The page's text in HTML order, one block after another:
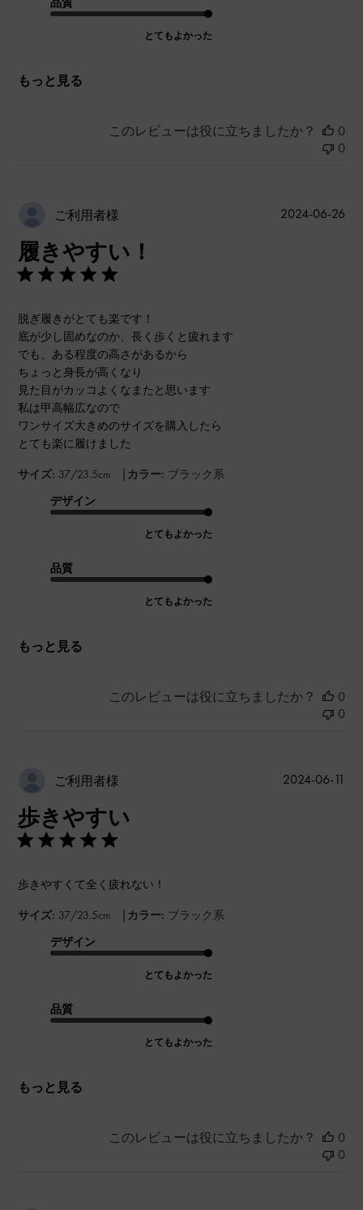
とてもよかった
もっと見る
このレビューは役に立ちましたか？
0
0
ご利用者様
履きやすい！
脱ぎ履きがとても楽です！
底が少し固めなのか、長く歩くと疲れます
でも、ある程度の高さがあるから
ちょっと身長が高くなり
見た目がカッコよくなまたと思います
私は甲高幅広なので
ワンサイズ大きめのサイズを購入したら
とても楽に履けました
サイズ: 37/23.5cm | カラー: ブラック系
デザイン
とてもよかった
品質
とてもよかった
もっと見る
公
2024-06-26
このレビューは役に立ちましたか？
0
0
ご利用者様
歩きやすい
歩きやすくて全く疲れない！
サイズ: 37/23.5cm | カラー: ブラック系
デザイン
とてもよかった
品質
とてもよかった
もっと見る
2024-06-11
このレビューは役に立ちましたか？
0
0